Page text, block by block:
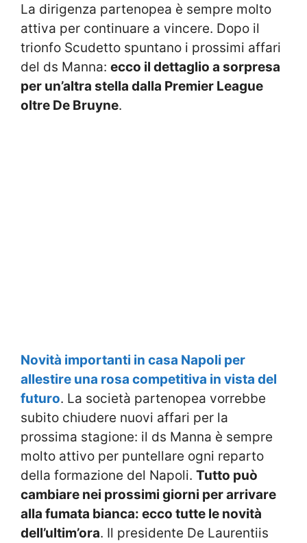
La dirigenza partenopea è sempre molto
attiva per continuare a vincere. Dopo il
trionfo Scudetto spuntano i prossimi affari
del ds Manna: ecco il dettaglio a sorpresa
per un’altra stella dalla Premier League
oltre De Bruyne.
Novità importanti in casa Napoli per
allestire una rosa competitiva in vista del
futuro. La società partenopea vorrebbe
subito chiudere nuovi affari per la
prossima stagione: il ds Manna è sempre
molto attivo per puntellare ogni reparto
della formazione del Napoli. Tutto può
cambiare nei prossimi giorni per arrivare
alla fumata bianca: ecco tutte le novità
dell’ultim’ora. Il presidente De Laurentiis